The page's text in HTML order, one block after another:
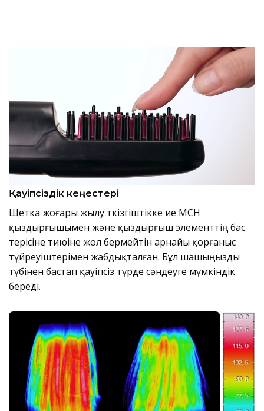
Қауіпсіздік кеңестері
Щетка жоғары жылу өткізгіштікке ие MCH
қыздырғышымен және қыздырғыш элементтің бас
терісіне тиюіне жол бермейтін арнайы қорғаныс
түйреуіштерімен жабдықталған. Бұл шашыңызды
түбінен бастап қауіпсіз түрде сәндеуге мүмкіндік
береді.